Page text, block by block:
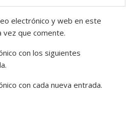
electrónico y web en este
vez que comente.
con los siguientes
con cada nueva entrada.